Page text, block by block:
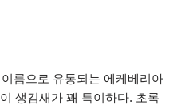
이름으로 유통되는 에케베리아
생김새가 꽤 특이하다. 초록